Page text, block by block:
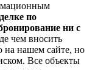
по
ни с
чем вносить
на нашем сайте, но
Все объекты